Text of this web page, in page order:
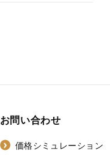
お問い合わせ
価格シミュレーション